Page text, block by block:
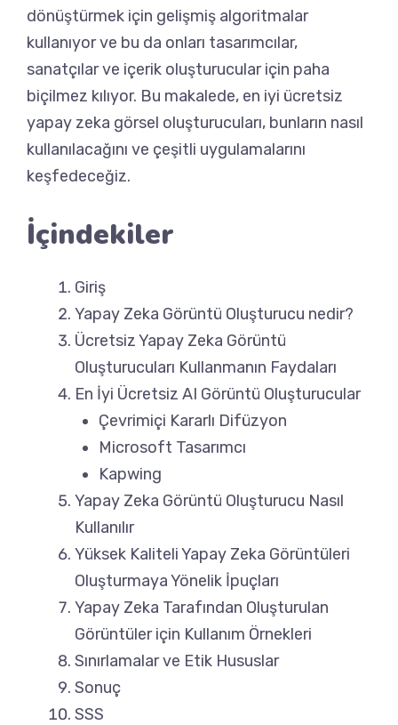
dönüştürmek için gelişmiş algoritmalar
kullanıyor ve bu da onları tasarımcılar,
sanatçılar ve içerik oluşturucular için paha
biçilmez kılıyor. Bu makalede, en iyi ücretsiz
yapay zeka görsel oluşturucuları, bunların nasıl
kullanılacağını ve çeşitli uygulamalarını
keşfedeceğiz.
İçindekiler
Giriş
Yapay Zeka Görüntü Oluşturucu nedir?
Ücretsiz Yapay Zeka Görüntü
Oluşturucuları Kullanmanın Faydaları
En İyi Ücretsiz AI Görüntü Oluşturucular
Çevrimiçi Kararlı Difüzyon
Microsoft Tasarımcı
Kapwing
Yapay Zeka Görüntü Oluşturucu Nasıl
Kullanılır
Yüksek Kaliteli Yapay Zeka Görüntüleri
Oluşturmaya Yönelik İpuçları
Yapay Zeka Tarafından Oluşturulan
Görüntüler için Kullanım Örnekleri
Sınırlamalar ve Etik Hususlar
Sonuç
SSS